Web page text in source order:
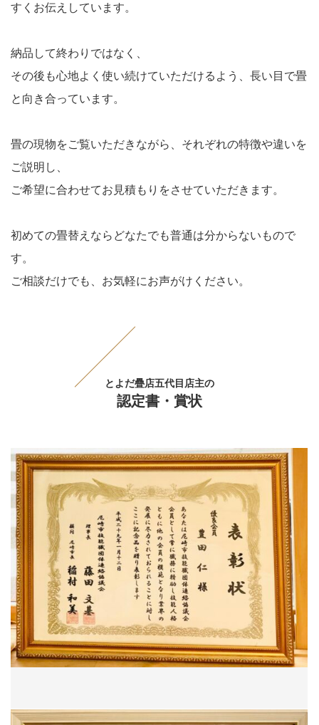
すくお伝えしています。
納品して終わりではなく、
その後も心地よく使い続けていただけるよう、長い目で畳
と向き合っています。
畳の現物をご覧いただきながら、それぞれの特徴や違いを
ご説明し、
ご希望に合わせてお見積もりをさせていただきます。
初めての畳替えならどなたでも普通は分からないもので
す。
ご相談だけでも、お気軽にお声がけください。
とよだ疊店五代目店主の
認定書・賞状